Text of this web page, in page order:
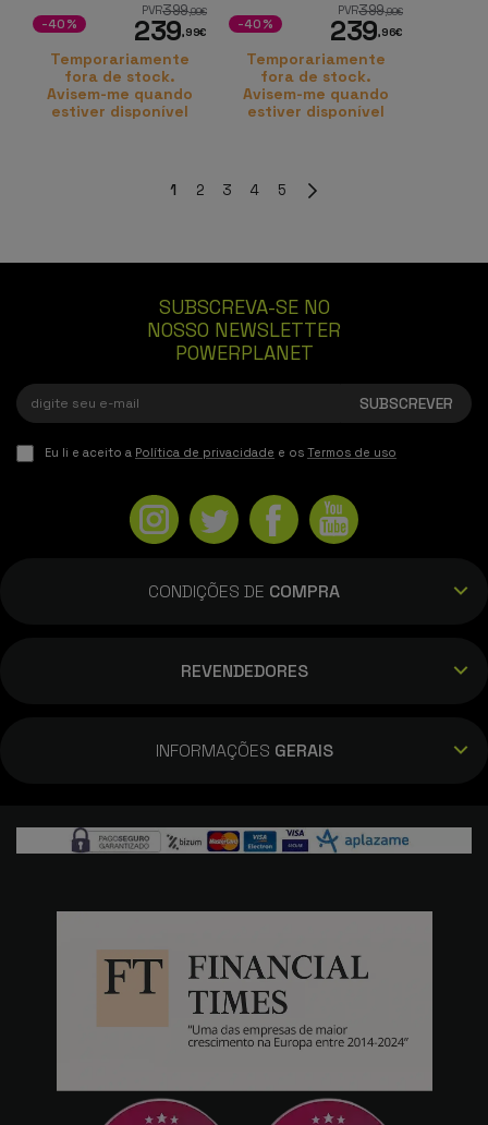
PVR399,99€
239,99€
-40%
Temporariamente
fora de stock.
Avisem-me quando
estiver disponível
PVR399,99€
239,96€
-40%
Temporariamente
fora de stock.
Avisem-me quando
estiver disponível
1 2 3 4 5
SUBSCREVA-SE NO
NOSSO NEWSLETTER
POWERPLANET
Eu li e aceito a Política de privacidade e os Termos de uso
CONDIÇÕES DE COMPRA
REVENDEDORES
INFORMAÇÕES GERAIS